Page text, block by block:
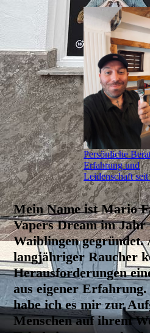
Persönliche
Erfahrung und
Leidenschaft
Mein Name ist Mario
Vapers Dream im Jahr
Waiblingen gegründet.
langjähriger Raucher
Herausforderungen
aus eigener Erfahrung.
habe ich es mir zur
Menschen auf ihrem